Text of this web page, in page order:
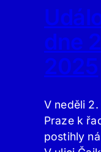
dne
2025
V neděli
Praze k
postihly